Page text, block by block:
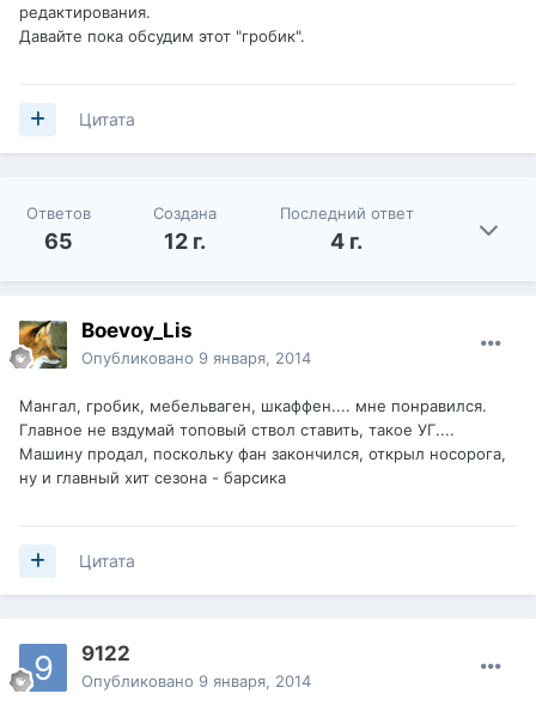
редактирования.
Давайте пока обсудим этот "гробик".
Цитата
Ответов
65
Создана
12 г.
Последний ответ
4 г.
Boevoy_Lis
Опубликовано 9 января, 2014
Мангал, гробик, мебельваген, шкаффен.... мне понравился.
Главное не вздумай топовый ствол ставить, такое УГ....
Машину продал, поскольку фан закончился, открыл носорога,
ну и главный хит сезона - барсика
Цитата
9122
Опубликовано 9 января, 2014